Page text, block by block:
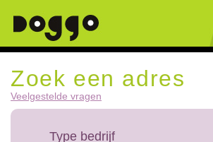
Zoek een adres
Veelgestelde vragen
Type bedrijf